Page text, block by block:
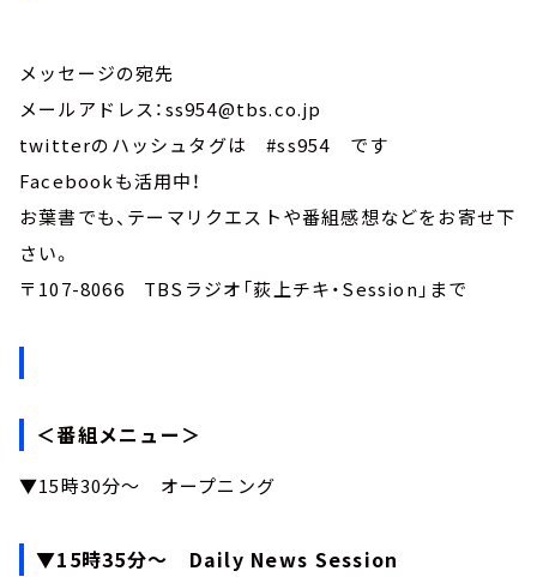
メッセージの宛先
メールアドレス：ss954@tbs.co.jp
twitterのハッシュタグは #ss954 です
Facebookも活用中！
お葉書でも、テーマリクエストや番組感想などをお寄せ下
さい。
〒107-8066 TBSラジオ「荻上チキ・Session」まで
＜番組メニュー＞
▼15時30分～ オープニング
▼15時35分～ Daily News Session